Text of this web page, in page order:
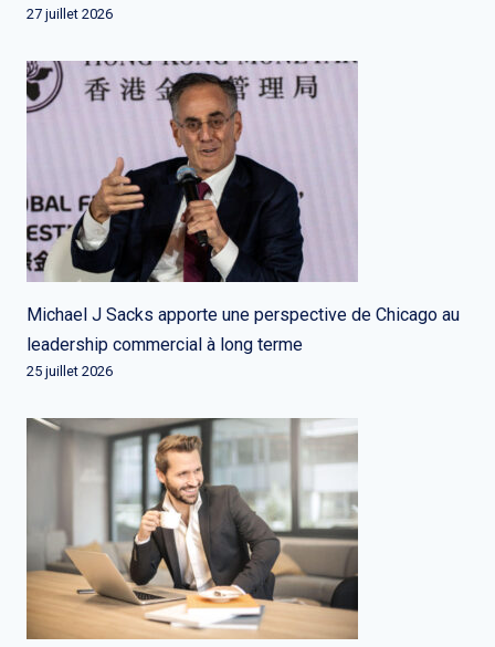
27 juillet 2026
Michael J Sacks apporte une perspective de Chicago au
leadership commercial à long terme
25 juillet 2026